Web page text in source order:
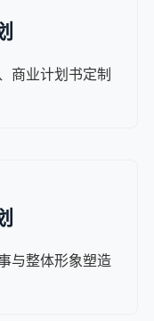
商业计划书定制
与整体形象塑造